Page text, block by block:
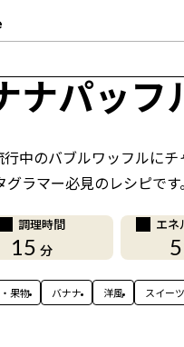
ナパッフ
行中のバブルワッフルにチ
グラマー必見のレシピです
調理時間
15 分
エネ
果物 バナナ 洋風 スイー